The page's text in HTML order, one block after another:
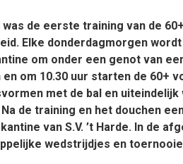
was de eerste training van de
Elke donderdagmorgen
om onder een genot van
om 10.30 uur starten de 60+
met de bal en
de training en het douchen
van S.V. ’t Harde. In de
wedstrijdjes en